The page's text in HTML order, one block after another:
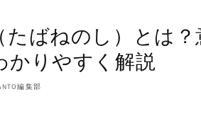
たばねのし）とは
かりやすく解説
編集部